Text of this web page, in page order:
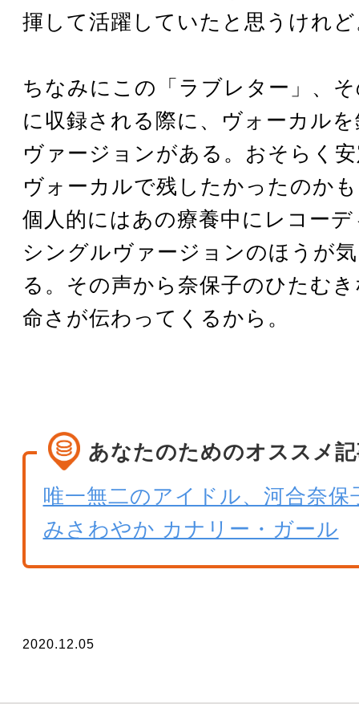
揮して活躍していたと思うけれ
ちなみにこの「ラブレター」、
に収録される際に、ヴォーカル
ヴァージョンがある。おそらく
ヴォーカルで残したかったのか
個人的にはあの療養中にレコー
シングルヴァージョンのほうが
る。その声から奈保子のひたむ
命さが伝わってくるから。
あなたのためのオススメ
唯一無二のアイドル、河合奈
みさわやか カナリー・ガール
2020.12.05